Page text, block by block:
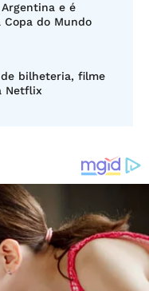
e é
Copa do Mundo
bilheteria, filme
Netflix